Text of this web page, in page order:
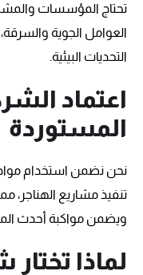
تحتاج المؤسسات
العوامل الجوية
التحديات البيئية.
اعتماد
المستوردة
نحن نضمن استخدام مواد
تنفيذ مشاريع
ويضمن مواكبة أحدث
لماذا